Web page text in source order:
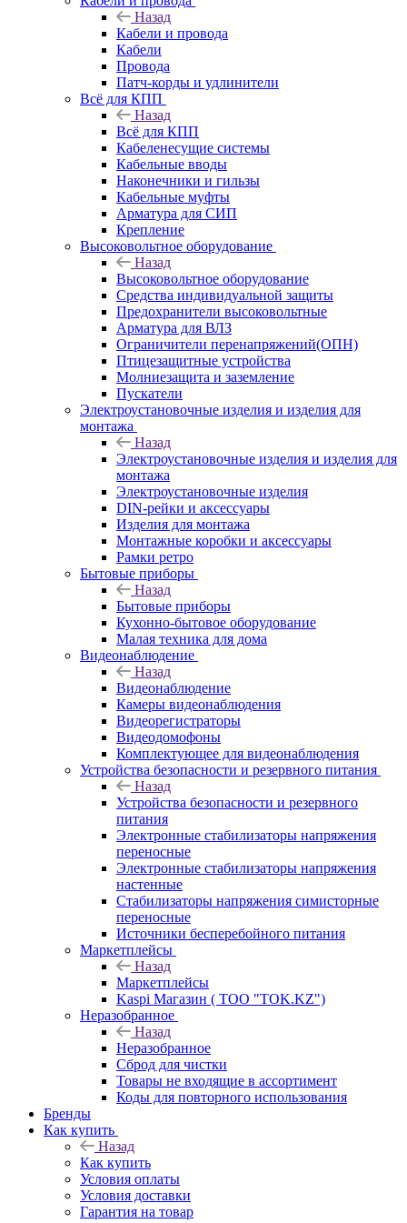
Назад
Кабели и провода
Кабели
Провода
Патч-корды и удлинители
Всё для КПП
Назад
Всё для КПП
Кабеленесущие системы
Кабельные вводы
Наконечники и гильзы
Кабельные муфты
Арматура для СИП
Крепление
Высоковольтное оборудование
Назад
Высоковольтное оборудование
Средства индивидуальной защиты
Предохранители высоковольтные
Арматура для ВЛЗ
Ограничители перенапряжений(ОПН)
Птицезащитные устройства
Молниезащита и заземление
Пускатели
Электроустановочные изделия и изделия для
монтажа
Назад
Электроустановочные изделия и изделия для
монтажа
Электроустановочные изделия
DIN-рейки и аксессуары
Изделия для монтажа
Монтажные коробки и аксессуары
Рамки ретро
Бытовые приборы
Назад
Бытовые приборы
Кухонно-бытовое оборудование
Малая техника для дома
Видеонаблюдение
Назад
Видеонаблюдение
Камеры видеонаблюдения
Видеорегистраторы
Видеодомофоны
Комплектующее для видеонаблюдения
Устройства безопасности и резервного питания
Назад
Устройства безопасности и резервного
питания
Электронные стабилизаторы напряжения
переносные
Электронные стабилизаторы напряжения
настенные
Стабилизаторы напряжения симисторные
переносные
Источники бесперебойного питания
Маркетплейсы
Назад
Маркетплейсы
Kaspi Магазин ( ТОО "TOK.KZ")
Неразобранное
Назад
Неразобранное
Сброд для чистки
Товары не входящие в ассортимент
Коды для повторного использования
Бренды
Как купить
Назад
Как купить
Условия оплаты
Условия доставки
Гарантия на товар